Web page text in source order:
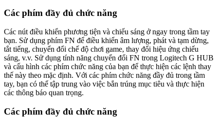
Các phím đầy đủ chức năng
Các nút điều khiển phương tiện và chiếu sáng ở ngay trong tầm tay
bạn. Sử dụng phím FN để điều khiển âm lượng, phát và tạm dừng,
tắt tiếng, chuyển đổi chế độ chơi game, thay đổi hiệu ứng chiếu
sáng, v.v. Sử dụng tính năng chuyển đổi FN trong Logitech G HUB
và cấu hình các phím chức năng của bạn để thực hiện các lệnh thay
thế này theo mặc định. Với các phím chức năng đầy đủ trong tầm
tay, bạn có thể tập trung vào việc bắn trúng mục tiêu và thực hiện
các thông báo quan trọng.
Các phím đầy đủ chức năng